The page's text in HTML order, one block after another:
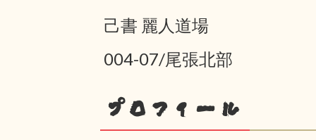
己書 麗人道場
004-07/尾張北部
プロフィール